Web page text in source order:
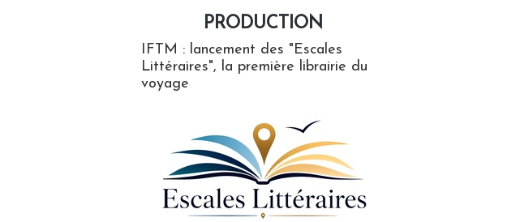
PRODUCTION
IFTM : lancement des "Escales
Littéraires", la première librairie du
voyage